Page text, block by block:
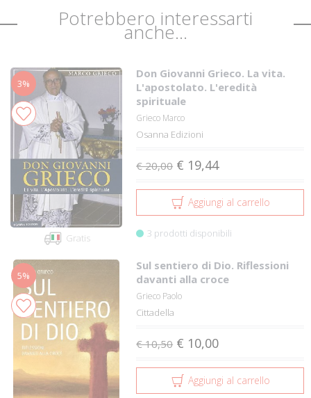
Potrebbero interessarti
anche...
3%
Gratis
Don Giovanni Grieco. La vita.
L'apostolato. L'eredità
spirituale
Grieco Marco
Osanna Edizioni
€ 20,00 € 19,44
Aggiungi al carrello
3 prodotti disponibili
5%
Sul sentiero di Dio. Riflessioni
davanti alla croce
Grieco Paolo
Cittadella
€ 10,50 € 10,00
Aggiungi al carrello